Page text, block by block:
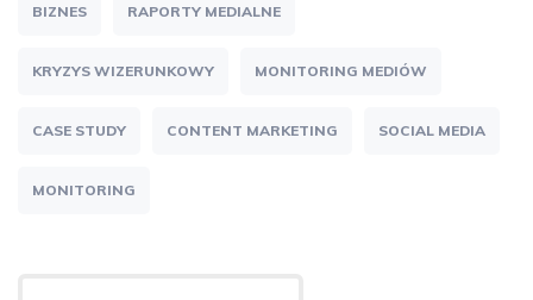
BIZNES RAPORTY MEDIALNE
KRYZYS WIZERUNKOWY MONITORING MEDIÓW
CASE STUDY CONTENT MARKETING SOCIAL MEDIA
MONITORING